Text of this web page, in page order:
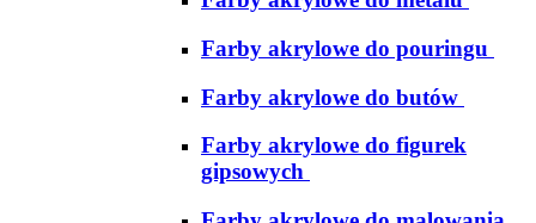
Farby akrylowe do pouringu
Farby akrylowe do butów
Farby akrylowe do figurek
gipsowych